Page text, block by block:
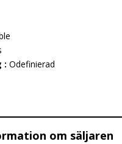
: Odefinierad
om säljaren